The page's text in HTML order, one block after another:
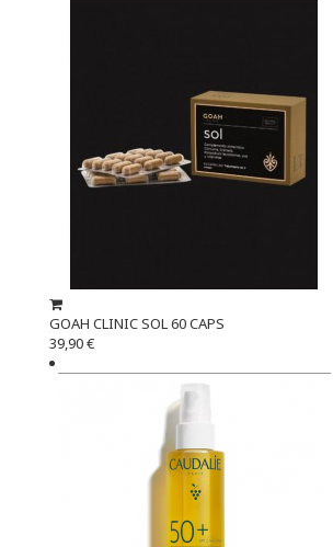
GOAH CLINIC SOL 60 CAPS
39,90 €